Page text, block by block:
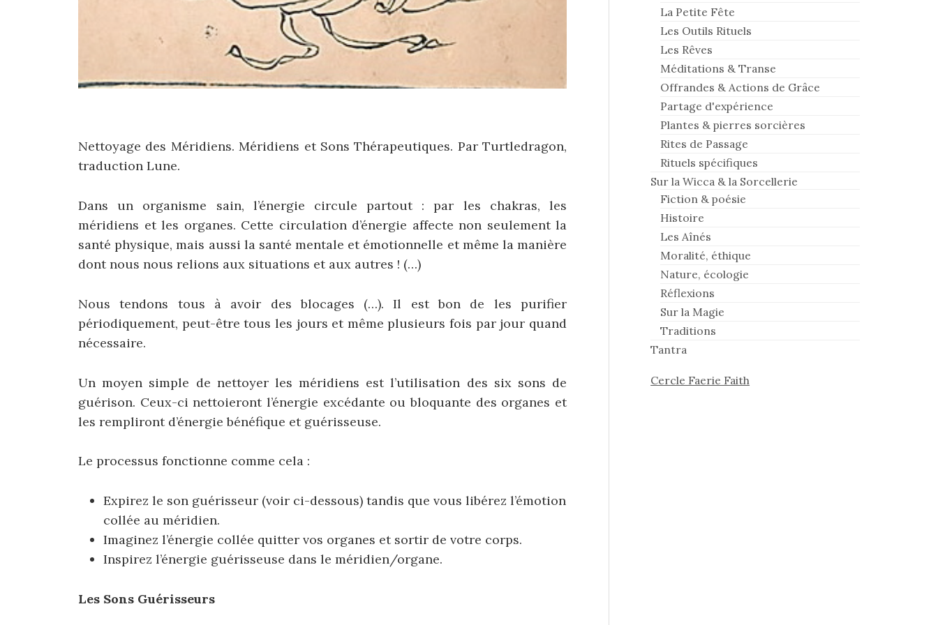
Nettoyage des Méridiens. Méridiens et Sons Thérapeutiques. Par Turtledragon,
traduction Lune.
Dans un organisme sain, l’énergie circule partout : par les chakras, les
méridiens et les organes. Cette circulation d’énergie affecte non seulement la
santé physique, mais aussi la santé mentale et émotionnelle et même la manière
dont nous nous relions aux situations et aux autres ! (…)
Nous tendons tous à avoir des blocages (…). Il est bon de les purifier
périodiquement, peut-être tous les jours et même plusieurs fois par jour quand
nécessaire.
Un moyen simple de nettoyer les méridiens est l’utilisation des six sons de
guérison. Ceux-ci nettoieront l’énergie excédante ou bloquante des organes et
les rempliront d’énergie bénéfique et guérisseuse.
Le processus fonctionne comme cela :
Expirez le son guérisseur (voir ci-dessous) tandis que vous libérez l’émotion
collée au méridien.
Imaginez l’énergie collée quitter vos organes et sortir de votre corps.
Inspirez l’énergie guérisseuse dans le méridien/organe.
Les Sons Guérisseurs
La Petite Fête
Les Outils Rituels
Les Rêves
Méditations & Transe
Offrandes & Actions de Grâce
Partage d'expérience
Plantes & pierres sorcières
Rites de Passage
Rituels spécifiques
Sur la Wicca & la Sorcellerie
Fiction & poésie
Histoire
Les Aînés
Moralité, éthique
Nature, écologie
Réflexions
Sur la Magie
Traditions
Tantra
Cercle Faerie Faith